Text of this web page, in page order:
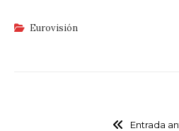
Eurovisión
Entrada